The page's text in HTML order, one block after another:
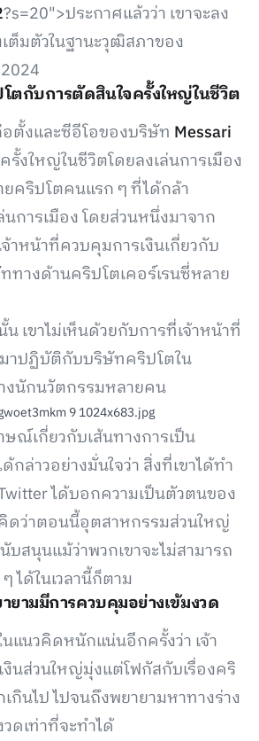
?s=20">ประกาศแล้วว่า เขาจะลง
ต็มตัวในฐานะวุฒิสภาของ
ตกับการตัดสินใจครั้งใหญ่ในชีวิต
อตั้งและซีอีโอของบริษัท Messari
รั้งใหญ่ในชีวิตโดยลงเล่นการเมือง
ยคริปโตคนแรก ๆ ที่ได้กล้า
การเมือง โดยส่วนหนึ่งมาจาก
าหน้าที่ควบคุมการเงินเกี่ยวกับ
างด้านคริปโตเคอร์เรนซี่หลาย
เขาไม่เห็นด้วยกับการที่เจ้าหน้าที่
าปฏิบัติกับบริษัทคริปโตใน
งนักนวัตกรรมหลายคน
ษณ์เกี่ยวกับเส้นทางการเป็น
กล่าวอย่างมั่นใจว่า สิ่งที่เขาได้ทำ
ได้บอกความเป็นตัวตนของ
ดว่าตอนนี้อุตสาหกรรมส่วนใหญ่
บสนุนแม้ว่าพวกเขาจะไม่สามารถ
ได้ในเวลานี้ก็ตาม
ามมีการควบคุมอย่างเข้มงวด
นแนวคิดหนักแน่นอีกครั้งว่า เจ้า
นส่วนใหญ่มุ่งแต่โฟกัสกับเรื่องคริ
กินไป ไปจนถึงพยายามหาทางร่าง
ดเท่าที่จะทำได้